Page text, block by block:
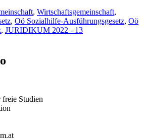
, Wirtschaftsgemeinschaft,
, Oö Sozialhilfe-Ausführungsgesetz, Oö
, JURIDIKUM 2022 - 13
Studien